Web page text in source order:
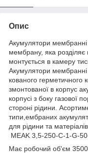
Опис
Акумулятори
мембрану, яка
монтується в камеру
Акумулятори мембранні
кованого герметичного
змонтованої в корпус
корпусі з боку газової
стороні рідини.
типи,ембраних
для рідини та
MEAK 3,5-250-C-1-G-
Має робочий об'єм